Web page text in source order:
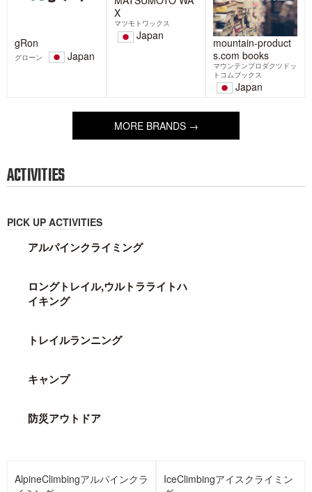
gRon
Japan
MATSUMOTO WA
X
マツモトワックス
Japan
mountain-product
s.com books
マウンテンプロダクツドッ
トコムブックス
Japan
MORE BRANDS →
ACTIVITIES
PICK UP ACTIVITIES
アルパインクライミング
ロングトレイル,ウルトラライトハ
防災アウトドア